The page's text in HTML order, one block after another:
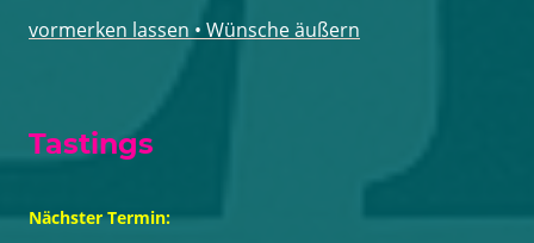
vormerken lassen • Wünsche äußern
Tastings
Nächster Termin: